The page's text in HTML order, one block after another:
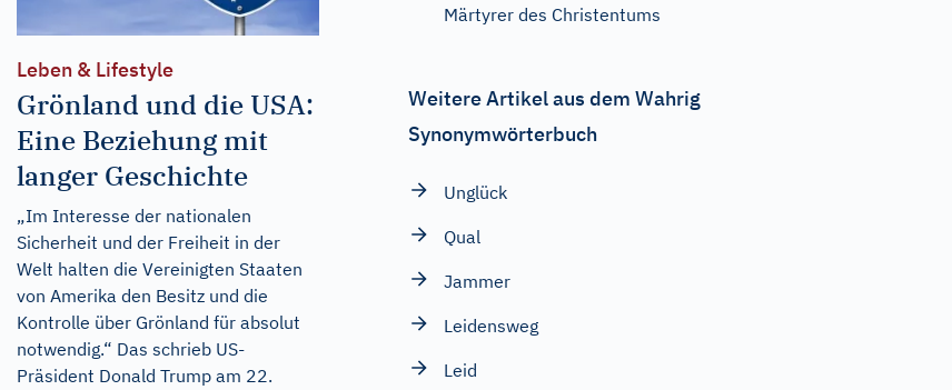
Leben & Lifestyle
Grönland und die USA:
Eine Beziehung mit
langer Geschichte
„Im Interesse der nationalen
Sicherheit und der Freiheit in der
Welt halten die Vereinigten Staaten
von Amerika den Besitz und die
Kontrolle über Grönland für absolut
notwendig.“ Das schrieb US-
Präsident Donald Trump am 22.
Märtyrer des Christentums
Weitere Artikel aus dem Wahrig
Synonymwörterbuch
Unglück
Qual
Jammer
Leidensweg
Leid